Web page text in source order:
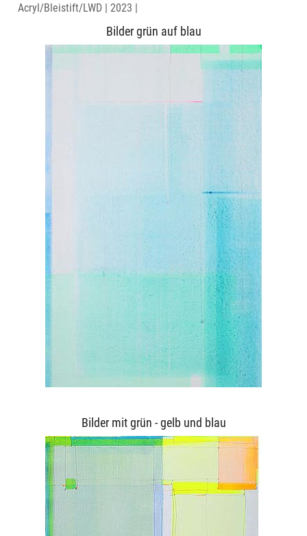
Acryl/Bleistift/LWD | 2023 |
Bilder grün auf blau
Bilder mit grün - gelb und blau